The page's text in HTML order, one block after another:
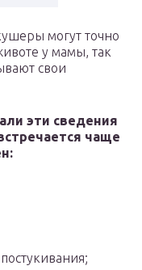
могут точно
у мамы, так
свои
эти сведения
чаще